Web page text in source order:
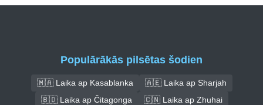
Populārākās pilsētas šodien
🇲🇦 Laika ap Kasablanka
🇦🇪 Laika ap Sharjah
🇧🇩 Laika ap Čitagonga
🇨🇳 Laika ap Zhuhai